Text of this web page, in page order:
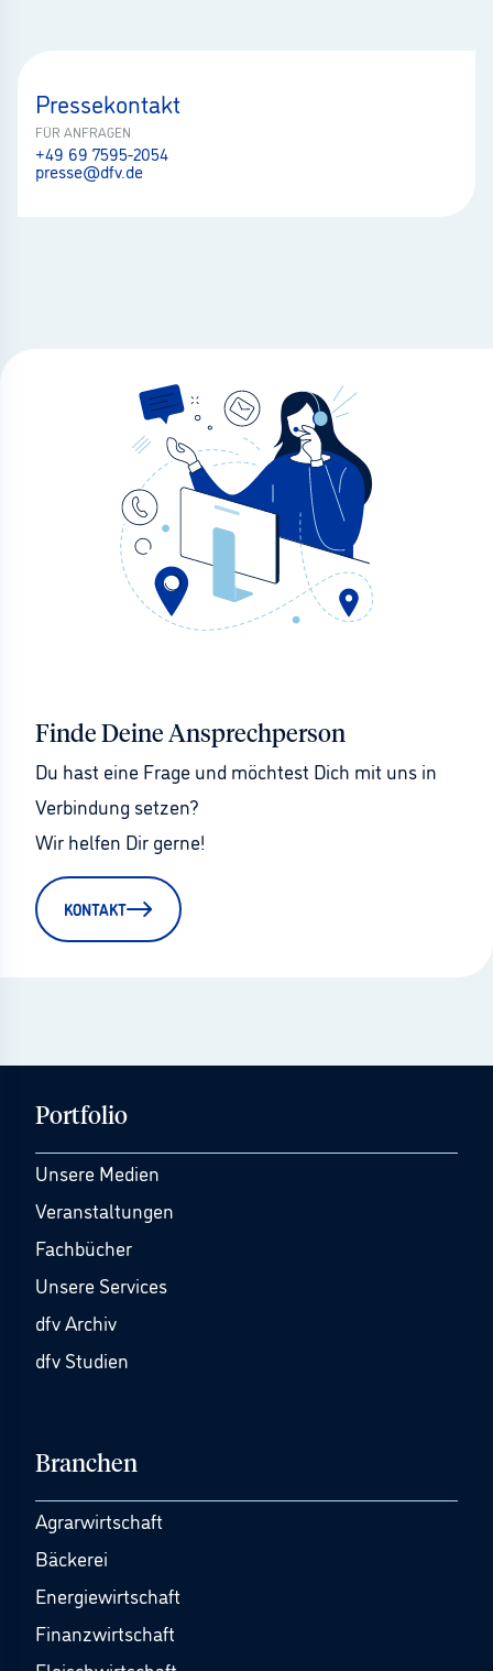
Pressekontakt
FÜR ANFRAGEN
+49 69 7595-2054
presse@dfv.de
Finde Deine Ansprechperson
Du hast eine Frage und möchtest Dich mit uns in
Verbindung setzen?
Wir helfen Dir gerne!
KONTAKT
Portfolio
Unsere Medien
Veranstaltungen
Fachbücher
Unsere Services
dfv Archiv
dfv Studien
Branchen
Agrarwirtschaft
Bäckerei
Energiewirtschaft
Finanzwirtschaft